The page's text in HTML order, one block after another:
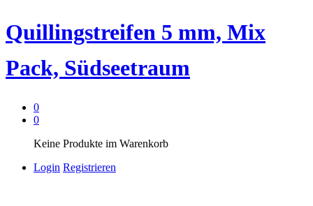
Quillingstreifen 5 mm, Mix
Pack, Südseetraum
0
0
Keine Produkte im Warenkorb
Login Registrieren